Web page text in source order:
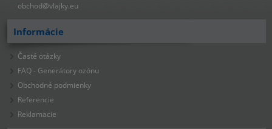
obchod@vlajky.eu
Informácie
Časté otázky
FAQ - Generátory ozónu
Obchodné podmienky
Referencie
Reklamacie